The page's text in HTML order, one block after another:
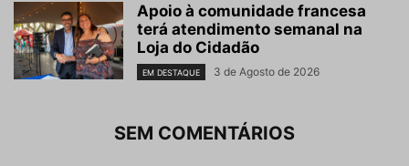
Apoio à comunidade francesa
terá atendimento semanal na
Loja do Cidadão
EM DESTAQUE 3 de Agosto de 2026
SEM COMENTÁRIOS